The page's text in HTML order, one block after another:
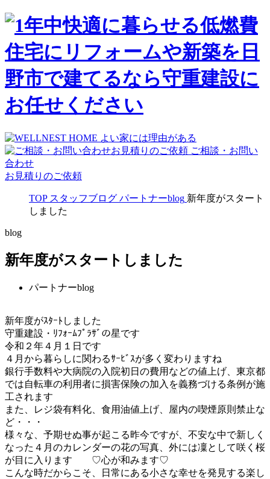
ご相談・お問い
合わせ
お見積りのご依頼
TOP スタッフブログ パートナーblog 新年度がスタート
しました
blog
新年度がスタートしました
パートナーblog
新年度がｽﾀｰﾄしました
守重建設・ﾘﾌｫｰﾑﾌﾟﾗｻﾞの星です
令和２年４月１日です
４月から暮らしに関わるｻｰﾋﾞｽが多く変わりますね
銀行手数料や大病院の入院初日の費用などの値上げ、東京都
では自転車の利用者に損害保険の加入を義務づける条例が施
工されます
また、レジ袋有料化、食用油値上げ、屋内の喫煙原則禁止な
ど・・・
様々な、予期せぬ事が起こる昨今ですが、不安な中で新しく
なった４月のカレンダーの花の写真、外には凜として咲く桜
が目に入ります ♡心が和みます♡
こんな時だからこそ、日常にある小さな幸せを発見する楽し